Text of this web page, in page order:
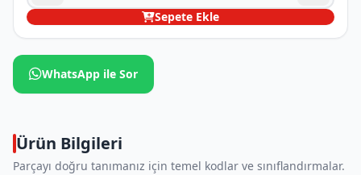
Sepete Ekle
WhatsApp ile Sor
Ürün Bilgileri
Parçayı doğru tanımanız için temel kodlar ve sınıflandırmalar.